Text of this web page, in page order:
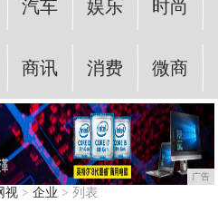
汽车 娱乐 时尚
商讯 消费 微商
广告
视> 企业 > 列表